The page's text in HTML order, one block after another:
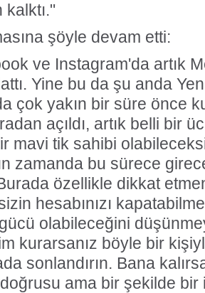
şöyle devam etti:
ve Instagram'da artık
Yine bu da şu anda
çok yakın bir süre önce
açıldı, artık belli bir
mavi tik sahibi
zamanda bu sürece
özellikle dikkat
hesabınızı
olabileceğini
kurarsanız böyle bir
sonlandırın. Bana
ama bir şekilde